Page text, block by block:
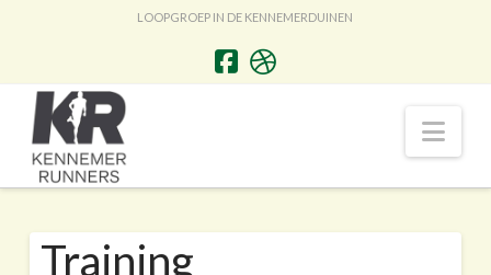
LOOPGROEP IN DE KENNEMERDUINEN
Training